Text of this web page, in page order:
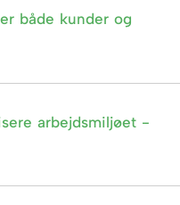
både kunder og
arbejdsmiljøet -